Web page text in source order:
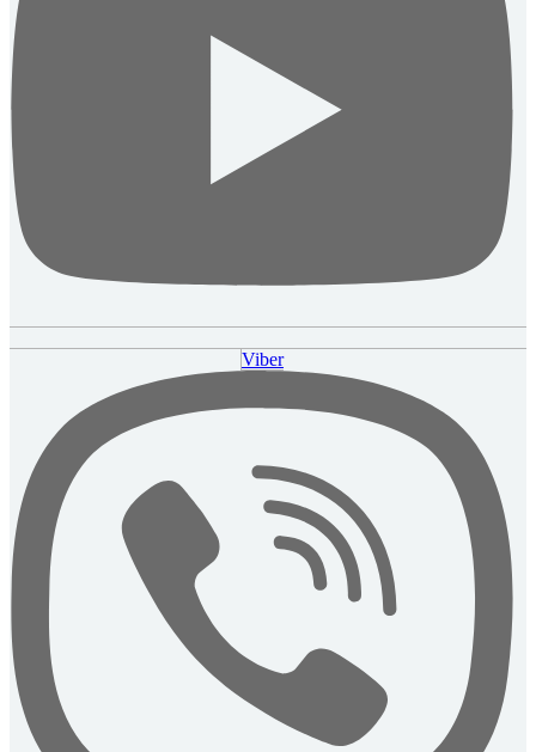
Viber